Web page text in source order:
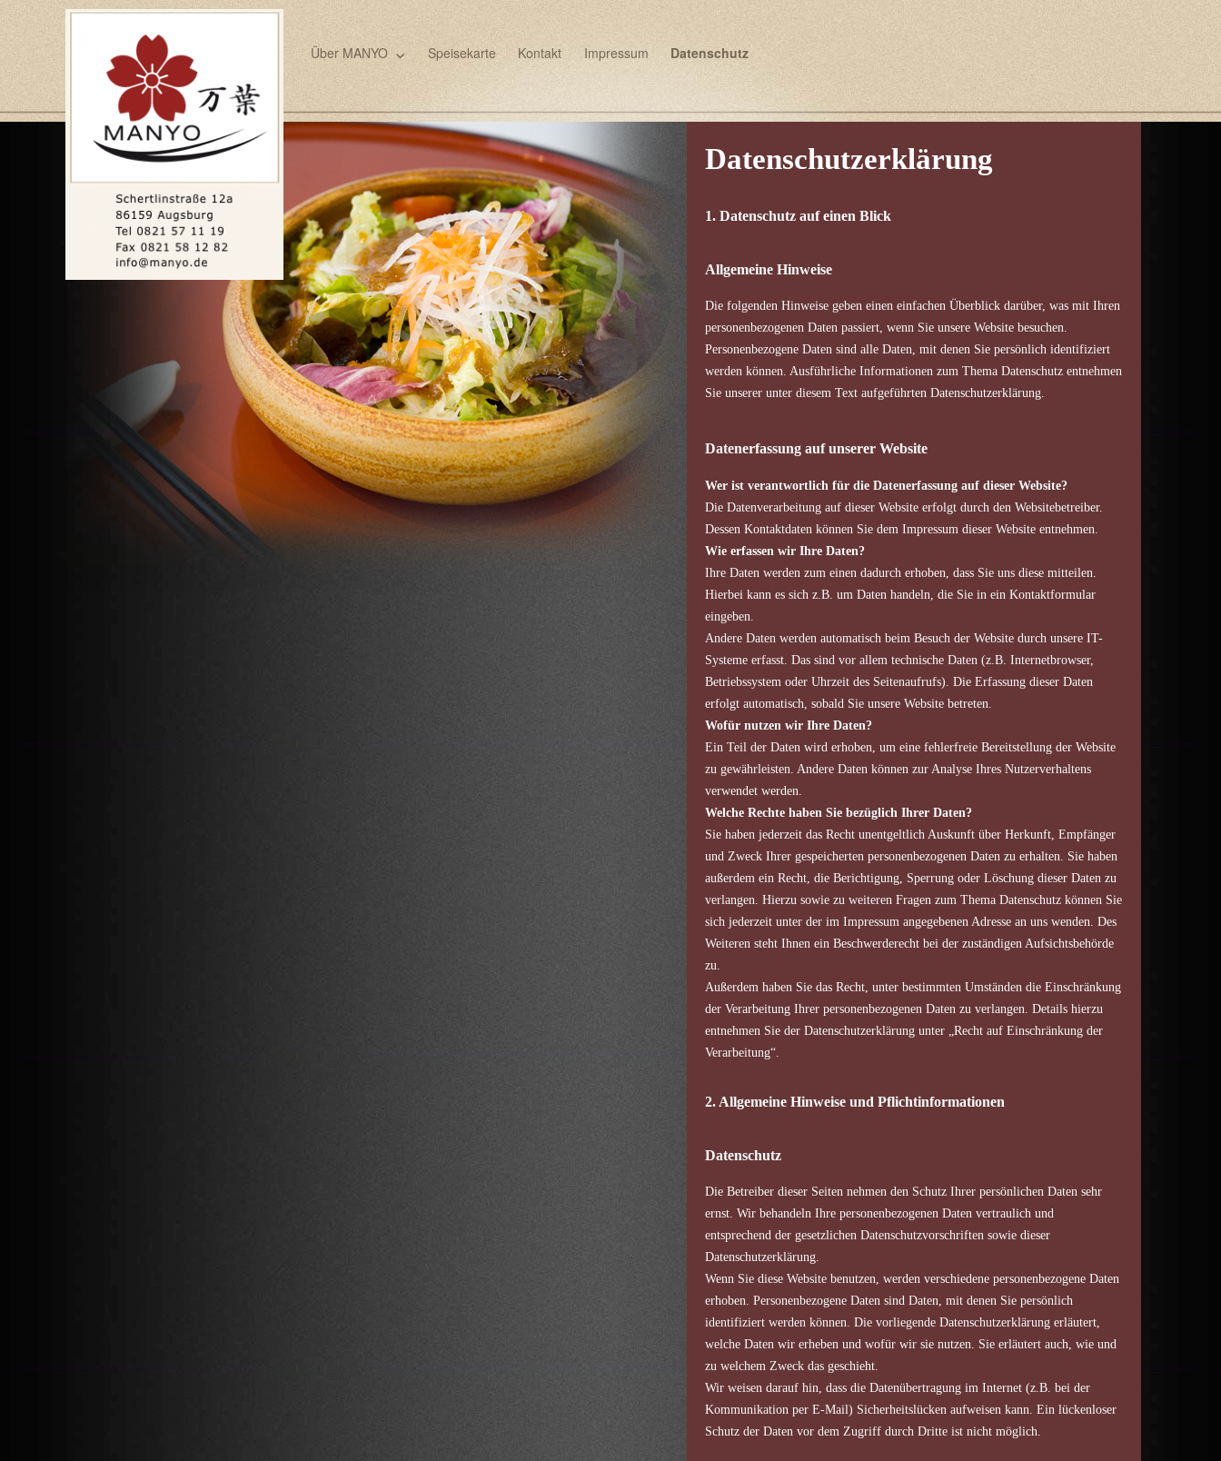
Über MANYO Speisekarte Kontakt Impressum Datenschutz
Datenschutzerklärung
1. Datenschutz auf einen Blick
Allgemeine Hinweise
Die folgenden Hinweise geben einen einfachen Überblick darüber, was mit Ihren
personenbezogenen Daten passiert, wenn Sie unsere Website besuchen.
Personenbezogene Daten sind alle Daten, mit denen Sie persönlich identifiziert
werden können. Ausführliche Informationen zum Thema Datenschutz entnehmen
Sie unserer unter diesem Text aufgeführten Datenschutzerklärung.
Datenerfassung auf unserer Website
Wer ist verantwortlich für die Datenerfassung auf dieser Website?
Die Datenverarbeitung auf dieser Website erfolgt durch den Websitebetreiber.
Dessen Kontaktdaten können Sie dem Impressum dieser Website entnehmen.
Wie erfassen wir Ihre Daten?
Ihre Daten werden zum einen dadurch erhoben, dass Sie uns diese mitteilen.
Hierbei kann es sich z.B. um Daten handeln, die Sie in ein Kontaktformular
eingeben.
Andere Daten werden automatisch beim Besuch der Website durch unsere IT-
Systeme erfasst. Das sind vor allem technische Daten (z.B. Internetbrowser,
Betriebssystem oder Uhrzeit des Seitenaufrufs). Die Erfassung dieser Daten
erfolgt automatisch, sobald Sie unsere Website betreten.
Wofür nutzen wir Ihre Daten?
Ein Teil der Daten wird erhoben, um eine fehlerfreie Bereitstellung der Website
zu gewährleisten. Andere Daten können zur Analyse Ihres Nutzerverhaltens
verwendet werden.
Welche Rechte haben Sie bezüglich Ihrer Daten?
Sie haben jederzeit das Recht unentgeltlich Auskunft über Herkunft, Empfänger
und Zweck Ihrer gespeicherten personenbezogenen Daten zu erhalten. Sie haben
außerdem ein Recht, die Berichtigung, Sperrung oder Löschung dieser Daten zu
verlangen. Hierzu sowie zu weiteren Fragen zum Thema Datenschutz können Sie
sich jederzeit unter der im Impressum angegebenen Adresse an uns wenden. Des
Weiteren steht Ihnen ein Beschwerderecht bei der zuständigen Aufsichtsbehörde
zu.
Außerdem haben Sie das Recht, unter bestimmten Umständen die Einschränkung
der Verarbeitung Ihrer personenbezogenen Daten zu verlangen. Details hierzu
entnehmen Sie der Datenschutzerklärung unter „Recht auf Einschränkung der
Verarbeitung“.
2. Allgemeine Hinweise und Pflichtinformationen
Datenschutz
Die Betreiber dieser Seiten nehmen den Schutz Ihrer persönlichen Daten sehr
ernst. Wir behandeln Ihre personenbezogenen Daten vertraulich und
entsprechend der gesetzlichen Datenschutzvorschriften sowie dieser
Datenschutzerklärung.
Wenn Sie diese Website benutzen, werden verschiedene personenbezogene Daten
erhoben. Personenbezogene Daten sind Daten, mit denen Sie persönlich
identifiziert werden können. Die vorliegende Datenschutzerklärung erläutert,
welche Daten wir erheben und wofür wir sie nutzen. Sie erläutert auch, wie und
zu welchem Zweck das geschieht.
Wir weisen darauf hin, dass die Datenübertragung im Internet (z.B. bei der
Kommunikation per E-Mail) Sicherheitslücken aufweisen kann. Ein lückenloser
Schutz der Daten vor dem Zugriff durch Dritte ist nicht möglich.